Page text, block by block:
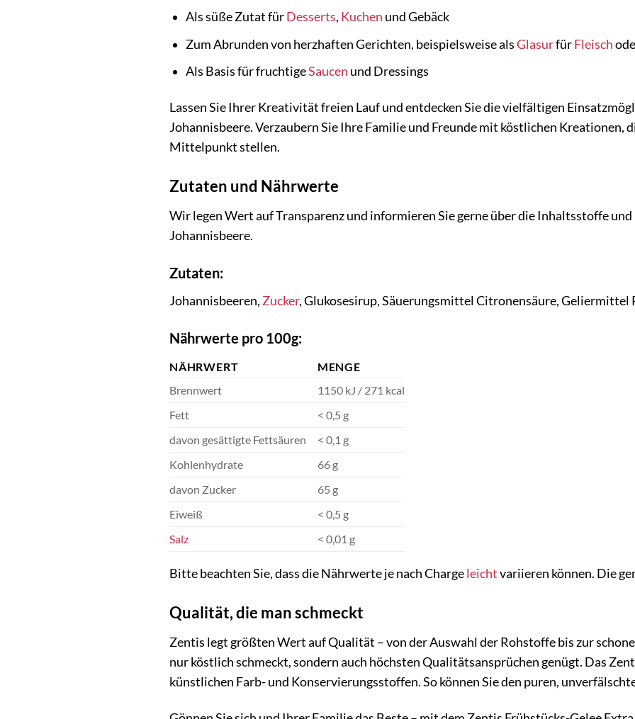
Als süße Zutat fürDesserts, Kuchen und Gebäck
Zum Abrunden von herzhaften Gerichten, beispielsweise alsGlasurfürFleisch
Als Basis für fruchtigeSaucen und Dressings
Lassen Sie Ihrer Kreativität freien Lauf und entdecken Sie die vielfältigen
Johannisbeere. Verzaubern Sie Ihre Familie und Freunde mit köstlichen Kreationen,
Mittelpunkt stellen.
Zutaten und Nährwerte
Wir legen Wert auf Transparenz und informieren Sie gerne über die Inhaltsstoffe
Johannisbeere.
Zutaten:
Johannisbeeren, Zucker, Glukosesirup, Säuerungsmittel Citronensäure, Geliermittel
Nährwerte pro 100g:
NÄHRWERT
MENGE
Brennwert
1150 kJ / 271 kcal
Fett
< 0,5 g
davon gesättigte Fettsäuren
< 0,1 g
Kohlenhydrate
66 g
davon Zucker
65 g
Eiweiß
< 0,5 g
Salz
< 0,01 g
Bitte beachten Sie, dass die Nährwerte je nach Chargeleichtvariieren können. Die
Qualität, die man schmeckt
Zentis legt größten Wert auf Qualität – von der Auswahl der Rohstoffe bis zur
nur köstlich schmeckt, sondern auch höchsten Qualitätsansprüchen genügt. Das
künstlichen Farb- und Konservierungsstoffen. So können Sie den puren,